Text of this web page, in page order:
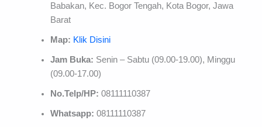
Babakan, Kec. Bogor Tengah, Kota Bogor, Jawa
Barat
Map: Klik Disini
Jam Buka: Senin – Sabtu (09.00-19.00), Minggu
(09.00-17.00)
No.Telp/HP: 08111110387
Whatsapp:08111110387